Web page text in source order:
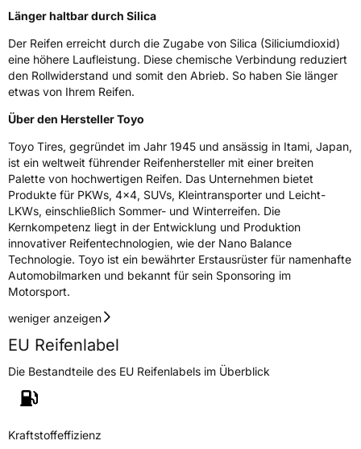
3PMSF / Schneeflockensymbol / Alpine-SymbolJa
EisgripNein
Allgemeine Produktsicherheit (GPSR)
HerstellerkontaktToyo Tire Europe GmbH, Halskestrasse 3-5
47877 Willich Deutschland,www.toyotire.eu,
technik-service@toyo-tire.de
Länger haltbar durch Silica
Der Reifen erreicht durch die Zugabe von Silica (Siliciumdioxid)
eine höhere Laufleistung. Diese chemische Verbindung reduziert
den Rollwiderstand und somit den Abrieb. So haben Sie länger
etwas von Ihrem Reifen.
Über den Hersteller Toyo
Toyo Tires, gegründet im Jahr 1945 und ansässig in Itami, Japan,
ist ein weltweit führender Reifenhersteller mit einer breiten
Palette von hochwertigen Reifen. Das Unternehmen bietet
Produkte für PKWs, 4x4, SUVs, Kleintransporter und Leicht-
LKWs, einschließlich Sommer- und Winterreifen. Die
Kernkompetenz liegt in der Entwicklung und Produktion
innovativer Reifentechnologien, wie der Nano Balance
Technologie. Toyo ist ein bewährter Erstausrüster für namenhafte
Automobilmarken und bekannt für sein Sponsoring im
Motorsport.
weniger anzeigen
EU Reifenlabel
Die Bestandteile des EU Reifenlabels im Überblick
Kraftstoffeffizienz